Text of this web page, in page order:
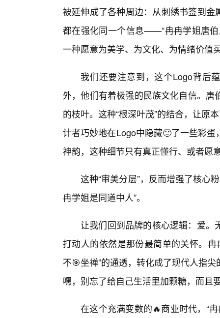
被延伸成了各种周边：从刺绣书签到
都在强化同一个信息——“冉冉学姐唐
一种愿意为美学、为文化、为情绪价值
我们还要注意到，这个Logo背后
外，他们有着极强的民族文化自信。
的枝叶。这种“根深叶茂”的结合，让原
计者巧妙地在Logo中隐藏🙂了一些彩
神韵，这种细节只有真正懂行、或者愿
这种“审美分层”，反而增强了核
冉学姐是同道中人”。
让我们回到品牌的核心逻辑：爱。
打动人的依然是那份最简单的关怀。
不🎯坐禅”的通透，转化成了现代人指
嘿，别忘了给自己生活里加颗糖，而且
在这个充满变数的🔥商业时代，“